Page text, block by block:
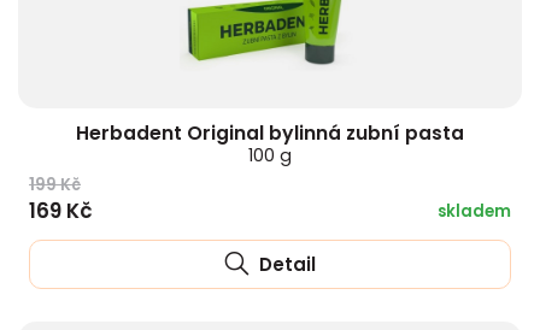
Herbadent Original bylinná zubní pasta
100 g
199 Kč
169 Kč skladem
Detail